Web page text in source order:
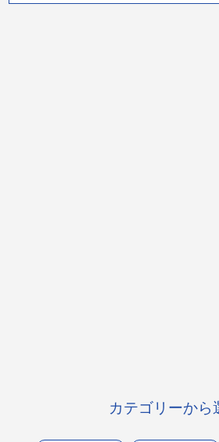
カテゴリーから